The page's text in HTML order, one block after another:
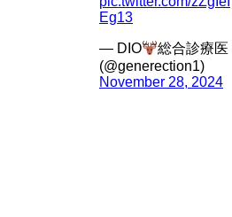
Eg13
— DIO
総合診療医
(@generection1)
November 28, 2024